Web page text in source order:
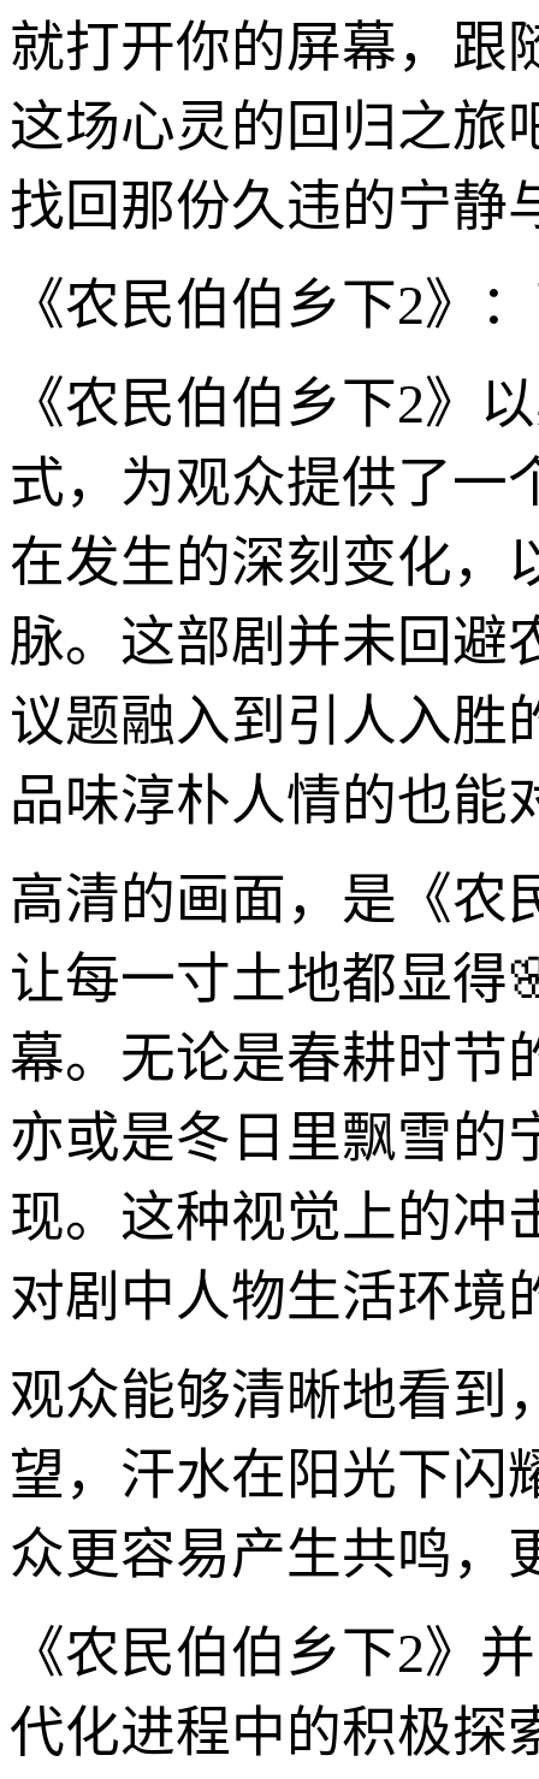
就打开你的屏幕，跟
这场心灵的回归之旅
找回那份久违的宁静
《农民伯伯乡下2》
《农民伯伯乡下2》
式，为观众提供了一
在发生的深刻变化，
脉。这部剧并未回避
议题融入到引人入胜
品味淳朴人情的也能
高清的画面，是《农
让每一寸土地都显得
幕。无论是春耕时节
亦或是冬日里飘雪的
现。这种视觉上的冲
对剧中人物生活环境
观众能够清晰地看到
望，汗水在阳光下闪
众更容易产生共鸣，
《农民伯伯乡下2》
代化进程中的积极探